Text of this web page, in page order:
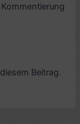
Beitrag.